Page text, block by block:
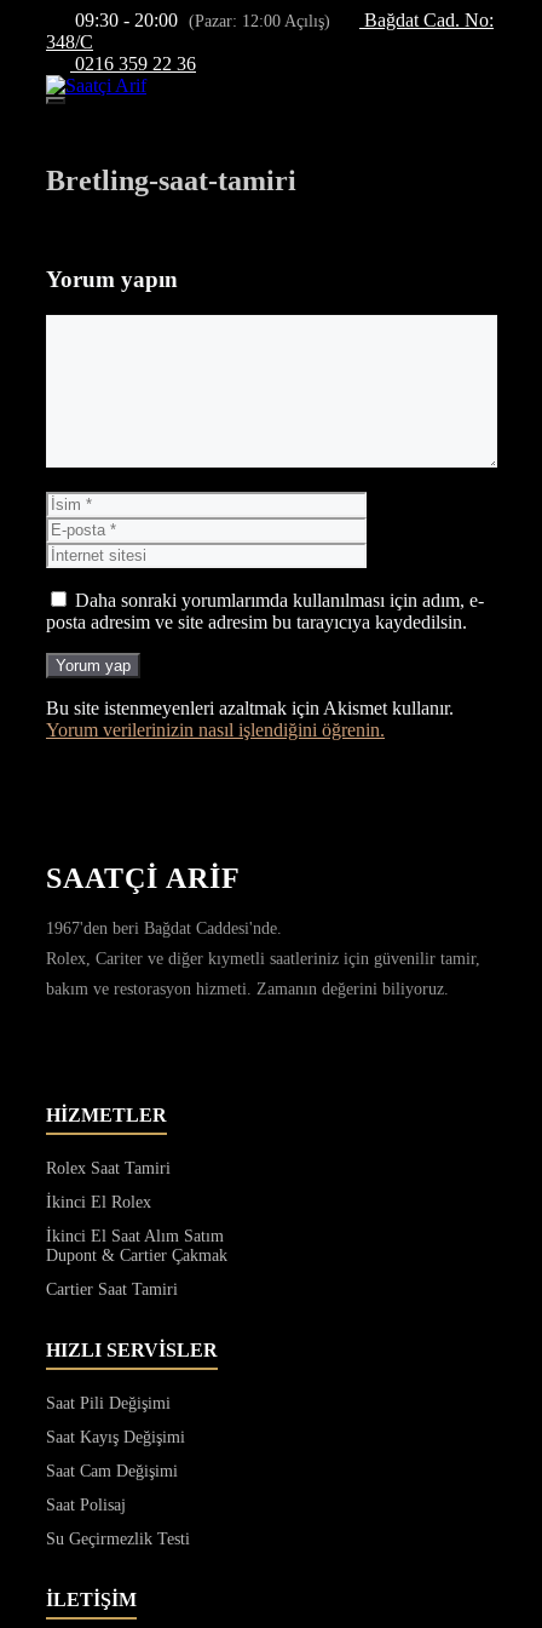
09:30 - 20:00 (Pazar: 12:00 Açılış)
Bağdat Cad. No:
348/C
0216 359 22 36
Menü
Bretling-saat-tamiri
Yorum yapın
İsim
posta
sitesi
Daha sonraki yorumlarımda kullanılması için adım, e-
posta adresim ve site adresim bu tarayıcıya kaydedilsin.
Bu site istenmeyenleri azaltmak için Akismet kullanır.
Yorum verilerinizin nasıl işlendiğini öğrenin.
SAATÇİ ARİF
1967'den beri Bağdat Caddesi'nde.
Rolex, Cariter ve diğer kıymetli saatleriniz için güvenilir tamir,
bakım ve restorasyon hizmeti. Zamanın değerini biliyoruz.
HİZMETLER
Rolex Saat Tamiri
İkinci El Rolex
İkinci El Saat Alım Satım
Dupont & Cartier Çakmak
Cartier Saat Tamiri
HIZLI SERVİSLER
Saat Pili Değişimi
Saat Kayış Değişimi
Saat Cam Değişimi
Saat Polisaj
Su Geçirmezlik Testi
İLETİŞİM